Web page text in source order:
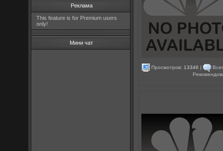
Реклама
This feature is for Premium users
only!
Мини чат
Просмотров: 13346 |